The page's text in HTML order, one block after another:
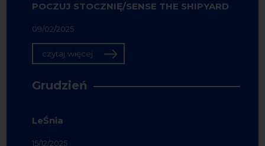
POCZUJ STOCZNIĘ/SENSE THE SHIPYARD
09/02/2025
czytaj więcej
Grudzień
LeŚnia
15/12/2025